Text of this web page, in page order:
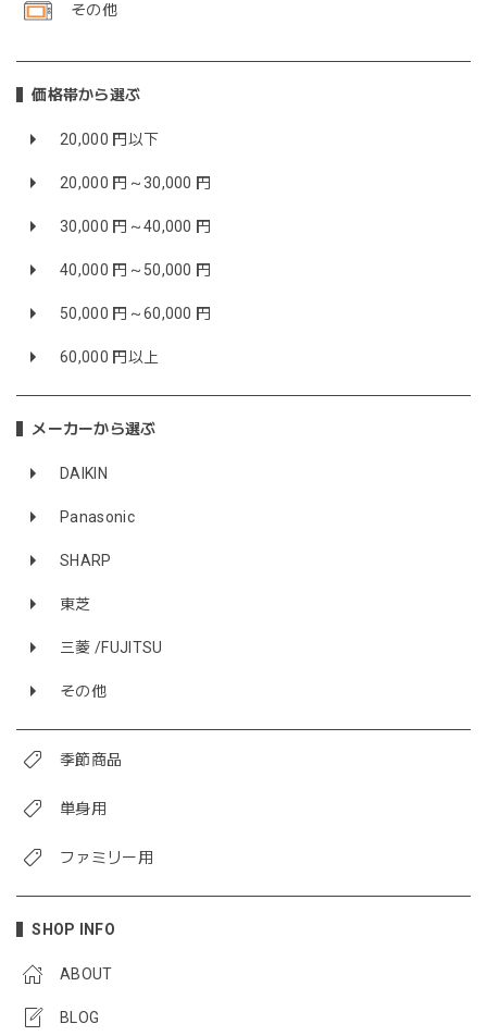
その他
価格帯から選ぶ
20,000 円以下
20,000 円～30,000 円
30,000 円～40,000 円
40,000 円～50,000 円
50,000 円～60,000 円
60,000 円以上
メーカーから選ぶ
DAIKIN
Panasonic
SHARP
東芝
三菱 /FUJITSU
その他
季節商品
単身用
ファミリー用
SHOP INFO
ABOUT
BLOG